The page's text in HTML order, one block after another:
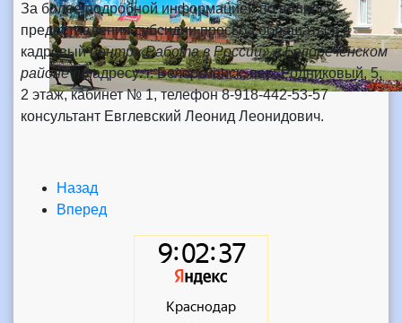
За более подробной информацией по вопросу
предоставления субсидии просьба обращаться в
кадровыйцентр «Работа в России» в Белореченском
районе по адресу: г. Белореченск, пер. Родниковый, 5,
2 этаж, кабинет № 1, телефон 8-918-442-53-57
консультант Евглевский Леонид Леонидович.
Назад
Вперед